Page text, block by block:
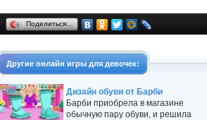
Поделиться…
Другие онлайн игры для девочек:
Дизайн обуви от Барби
Барби приобрела в магазине
обычную пару обуви, и решила